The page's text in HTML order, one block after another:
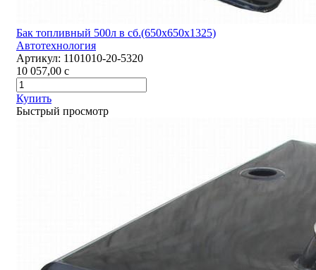
Бак топливный 500л в сб.(650х650х1325)
Автотехнология
Артикул: 1101010-20-5320
10 057,00 c
Купить
Быстрый просмотр